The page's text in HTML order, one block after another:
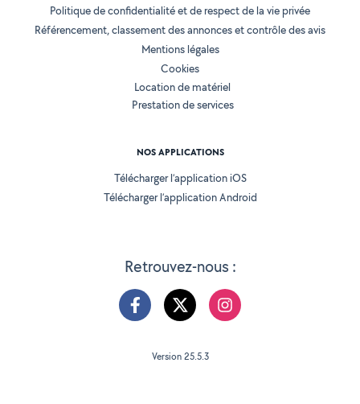
Retrouvez-nous :
Politique de confidentialité et de respect de la vie privée
Référencement, classement des annonces et contrôle des avis
Mentions légales
Cookies
Location de matériel
Prestation de services
NOS APPLICATIONS
Télécharger l’application iOS
Télécharger l’application Android
Version 25.5.3